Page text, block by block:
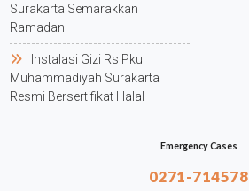
Surakarta Semarakkan
Ramadan
Instalasi Gizi Rs Pku
Muhammadiyah Surakarta
Resmi Bersertifikat Halal
Emergency Cases
0271-714578